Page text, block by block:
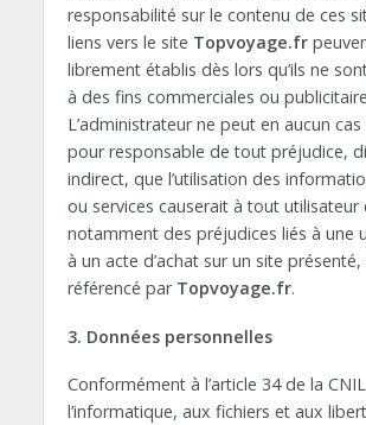
responsabilité sur le contenu de ces
liens vers le site Topvoyage.fr
librement établis dès lors qu’ils ne
à des fins commerciales ou
L’administrateur ne peut en aucun
pour responsable de tout préjudice,
indirect, que l’utilisation des
ou services causerait à tout utilisateur
notamment des préjudices liés à une
à un acte d’achat sur un site
référencé par Topvoyage.fr.
3. Données personnelles
Conformément à l’article 34 de la
l’informatique, aux fichiers et aux